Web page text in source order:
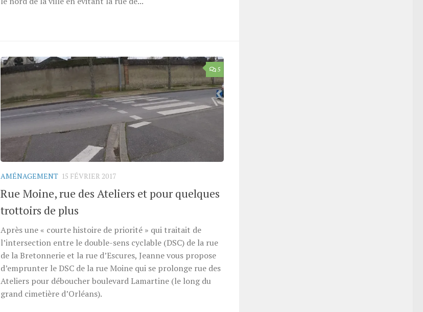
5
AMÉNAGEMENT 15 FÉVRIER 2017
Rue Moine, rue des Ateliers et pour quelques
trottoirs de plus
Après une « courte histoire de priorité » qui traitait de
l’intersection entre le double-sens cyclable (DSC) de la rue
de la Bretonnerie et la rue d’Escures, Jeanne vous propose
d’emprunter le DSC de la rue Moine qui se prolonge rue des
Ateliers pour déboucher boulevard Lamartine (le long du
grand cimetière d’Orléans).